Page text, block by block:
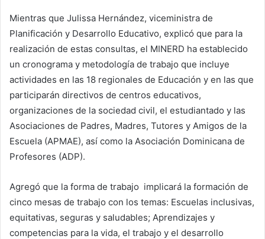
Mientras que Julissa Hernández, viceministra de
Planificación y Desarrollo Educativo, explicó que para la
realización de estas consultas, el MINERD ha establecido
un cronograma y metodología de trabajo que incluye
actividades en las 18 regionales de Educación y en las que
participarán directivos de centros educativos,
organizaciones de la sociedad civil, el estudiantado y las
Asociaciones de Padres, Madres, Tutores y Amigos de la
Escuela (APMAE), así como la Asociación Dominicana de
Profesores (ADP).
Agregó que la forma de trabajo implicará la formación de
cinco mesas de trabajo con los temas: Escuelas inclusivas,
equitativas, seguras y saludables; Aprendizajes y
competencias para la vida, el trabajo y el desarrollo